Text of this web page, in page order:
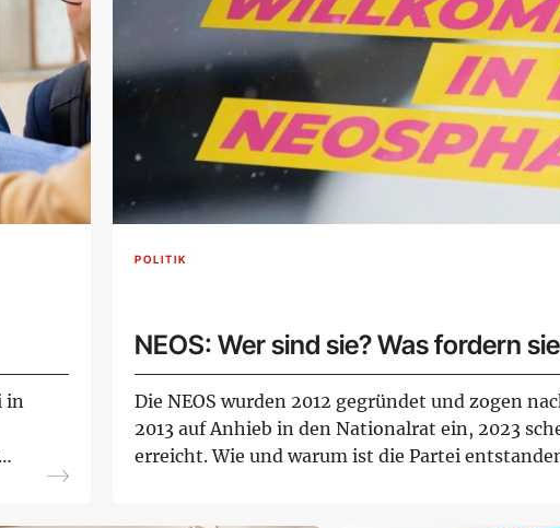
in
POLITIK
NEOS: Wer sind sie? Was fordern
Die NEOS wurden 2012 gegründet und zogen
2013 auf Anhieb in den Nationalrat ein, 2023
erreicht. Wie und warum ist die Partei